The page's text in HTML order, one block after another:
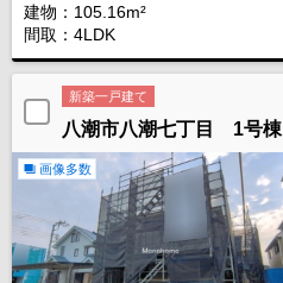
建物：105.16m²
間取：4LDK
新築一戸建て
八潮市八潮七丁目 1号棟
画像多数